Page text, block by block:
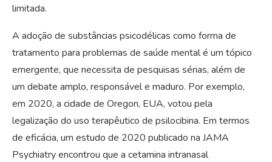
limitada.
A adoção de substâncias psicodélicas como forma de
tratamento para problemas de saúde mental é um tópico
emergente, que necessita de pesquisas sérias, além de
um debate amplo, responsável e maduro. Por exemplo,
em 2020, a cidade de Oregon, EUA, votou pela
legalização do uso terapêutico de psilocibina. Em termos
de eficácia, um estudo de 2020 publicado na JAMA
Psychiatry encontrou que a cetamina intranasal